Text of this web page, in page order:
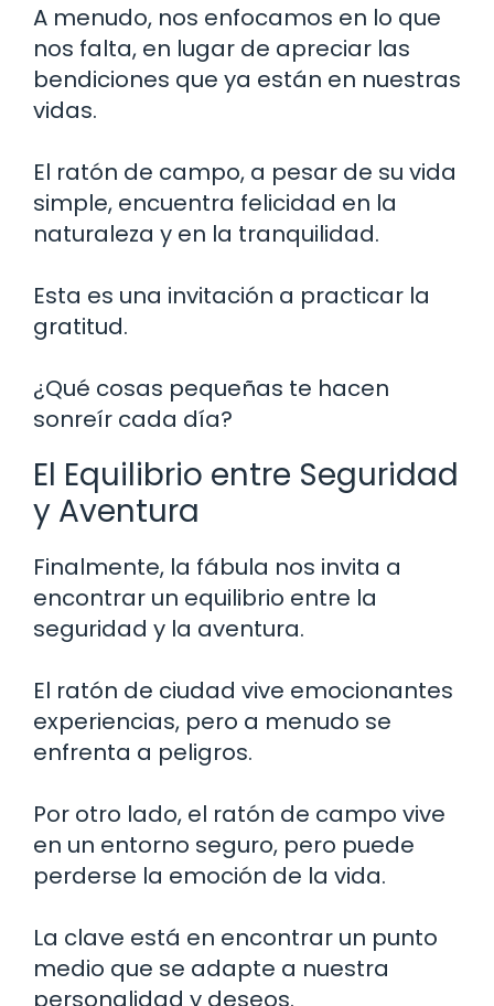
A menudo, nos enfocamos en lo que
nos falta, en lugar de apreciar las
bendiciones que ya están en nuestras
vidas.
El ratón de campo, a pesar de su vida
simple, encuentra felicidad en la
naturaleza y en la tranquilidad.
Esta es una invitación a practicar la
gratitud.
¿Qué cosas pequeñas te hacen
sonreír cada día?
El Equilibrio entre Seguridad
y Aventura
Finalmente, la fábula nos invita a
encontrar un equilibrio entre la
seguridad y la aventura.
El ratón de ciudad vive emocionantes
experiencias, pero a menudo se
enfrenta a peligros.
Por otro lado, el ratón de campo vive
en un entorno seguro, pero puede
perderse la emoción de la vida.
La clave está en encontrar un punto
medio que se adapte a nuestra
personalidad y deseos.